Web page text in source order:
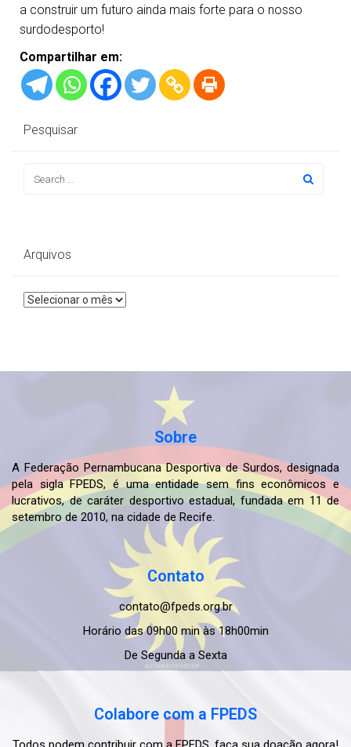
a construir um futuro ainda mais forte para o nosso
surdodesporto!
Compartilhar em:
Pesquisar
Arquivos
Arquivos
Sobre
A Federação Pernambucana Desportiva de Surdos, designada
pela sigla FPEDS, é uma entidade sem fins econômicos e
lucrativos, de caráter desportivo estadual, fundada em 11 de
setembro de 2010, na cidade de Recife.
Contato
contato@fpeds.org.br
Horário das 09h00 min às 18h00min
De Segunda a Sexta
Colabore com a FPEDS